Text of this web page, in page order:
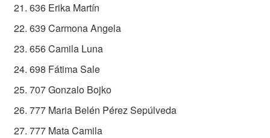
636 Erika Martín
639 Carmona Angela
656 Camila Luna
698 Fátima Sale
707 Gonzalo Bojko
777 Maria Belén Pérez Sepúlveda
777 Mata Camila